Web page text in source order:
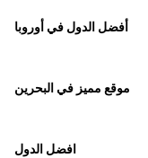
أفضل الدول في أوروبا
موقع مميز في البحرين
افضل الدول